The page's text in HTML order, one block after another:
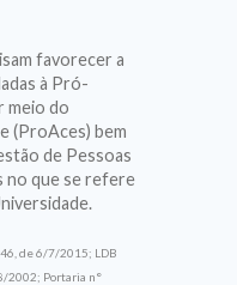
favorecer a
à Pró-
meio do
(ProAces) bem
de Pessoas
no que se refere
de 6/7/2015; LDB
2002; Portaria n°